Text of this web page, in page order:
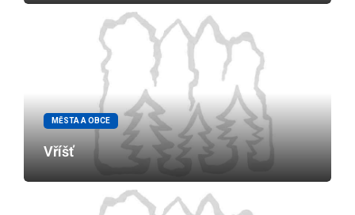
MĚSTA A OBCE
Vříšť